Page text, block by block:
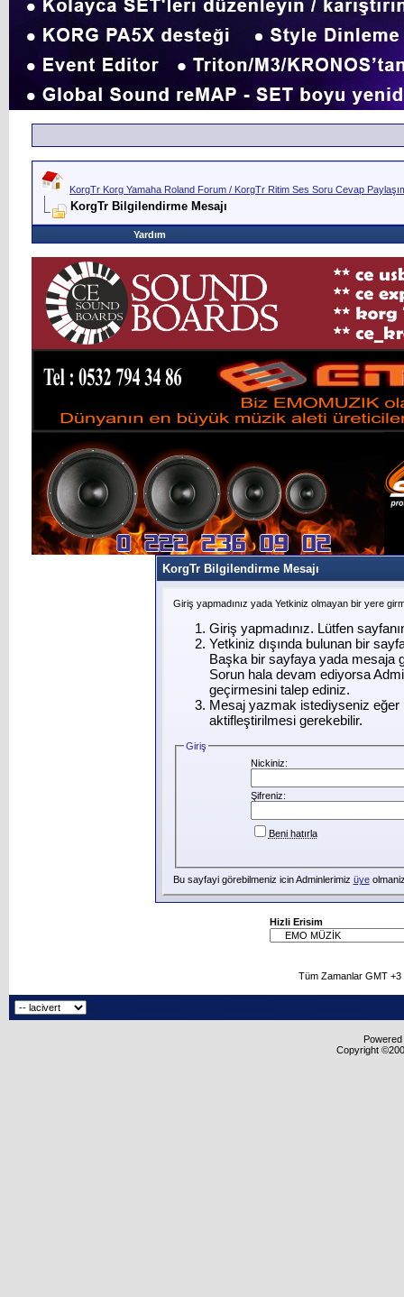
KorgTr Korg Yamaha Roland Forum / KorgTr Ritim Ses Soru Cevap
KorgTr Bilgilendirme Mesajı
Yardım
KorgTr Bilgilendirme Mesajı
Giriş yapmadınız yada Yetkiniz olmayan bir yere
Giriş yapmadınız. Lütfen
Yetkiniz dışında bulunan bir
Başka bir sayfaya yada mesaja
Sorun hala devam ediyorsa
geçirmesini talep ediniz.
Mesaj yazmak istediyseniz eğer
aktifleştirilmesi gerekebilir.
Giriş
Nickiniz:
Şifreniz:
Beni hatırla
Bu sayfayi görebilmeniz icin Adminlerimiz üye
Hizli Erisim
Tüm Zamanlar GMT
Copyright